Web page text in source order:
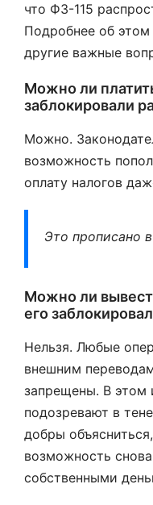
что ФЗ-115
Подробнее об
другие важные
Можно ли
заблокировали
Можно.
возможность
оплату налогов
Это прописано
Можно ли
его
Нельзя. Любые
внешним
запрещены. В этом
подозревают в
добры
возможность
собственными